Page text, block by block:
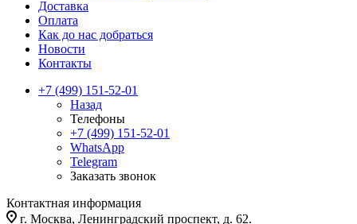
Доставка
Оплата
Как до нас добраться
Новости
Контакты
+7 (499) 151-52-01
Назад
Телефоны
+7 (499) 151-52-01
WhatsApp
Telegram
Заказать звонок
Контактная информация
г. Москва, Ленинградский проспект, д. 62.